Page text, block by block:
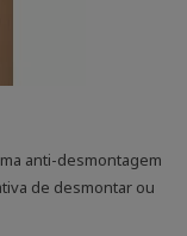
anti-desmontagem
de desmontar ou